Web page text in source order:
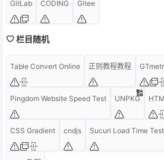
GitLab CODING Gitee
栏目随机
Table Convert Online 正则教程教程
Pingdom Website Speed Test UNPKG
CSS Gradient cndjs Sucuri Load Time